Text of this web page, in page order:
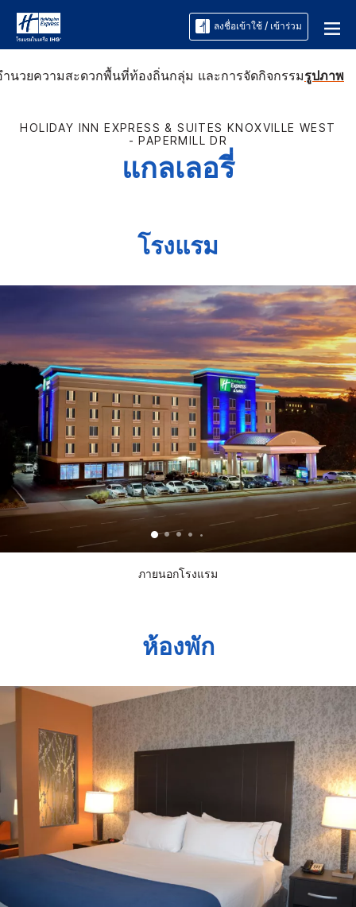
ลงชื่อเข้าใช้ / เข้าร่วม
ำนวยความสะดวกพื้นที่ท้องถิ่นกลุ่ม และการจัดกิจกรรมรูปภาพ
HOLIDAY INN EXPRESS & SUITES KNOXVILLE WEST
- PAPERMILL DR
แกลเลอรี่
โรงแรม
ภายนอกโรงแรม
ห้องพัก